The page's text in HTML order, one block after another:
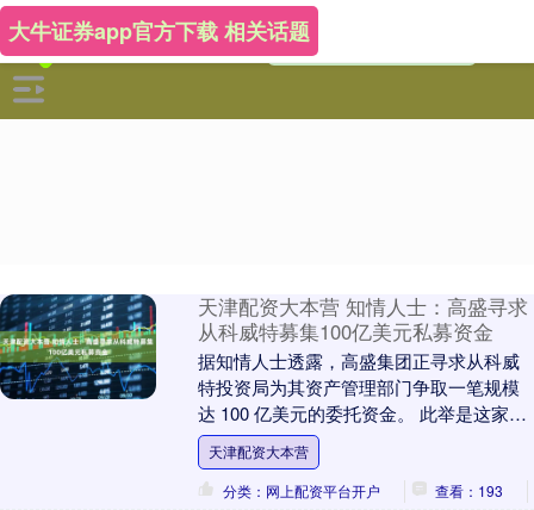
大牛证券app官方下载 相关话题
天津配资大本营 知情人士：高盛寻求
从科威特募集100亿美元私募资金
据知情人士透露，高盛集团正寻求从科威
特投资局为其资产管理部门争取一笔规模
达 100 亿美元的委托资金。 此举是这家华
尔街投行为强化私人市场战略、与中东地
区更大型....
天津配资大本营
分类：网上配资平台开户
查看：193